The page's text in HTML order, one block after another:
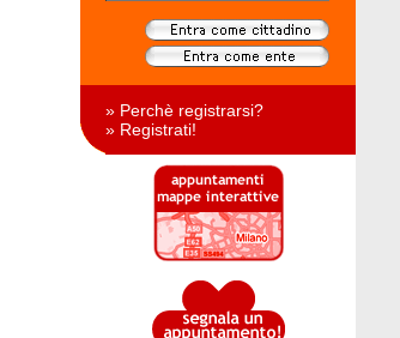
» Perchè registrarsi?
» Registrati!